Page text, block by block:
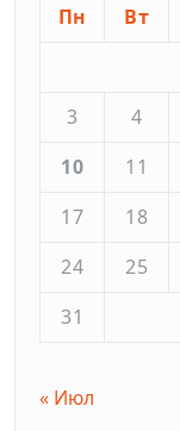
Пн Вт
3
4
10
11
17
18
24
25
31
« Июл